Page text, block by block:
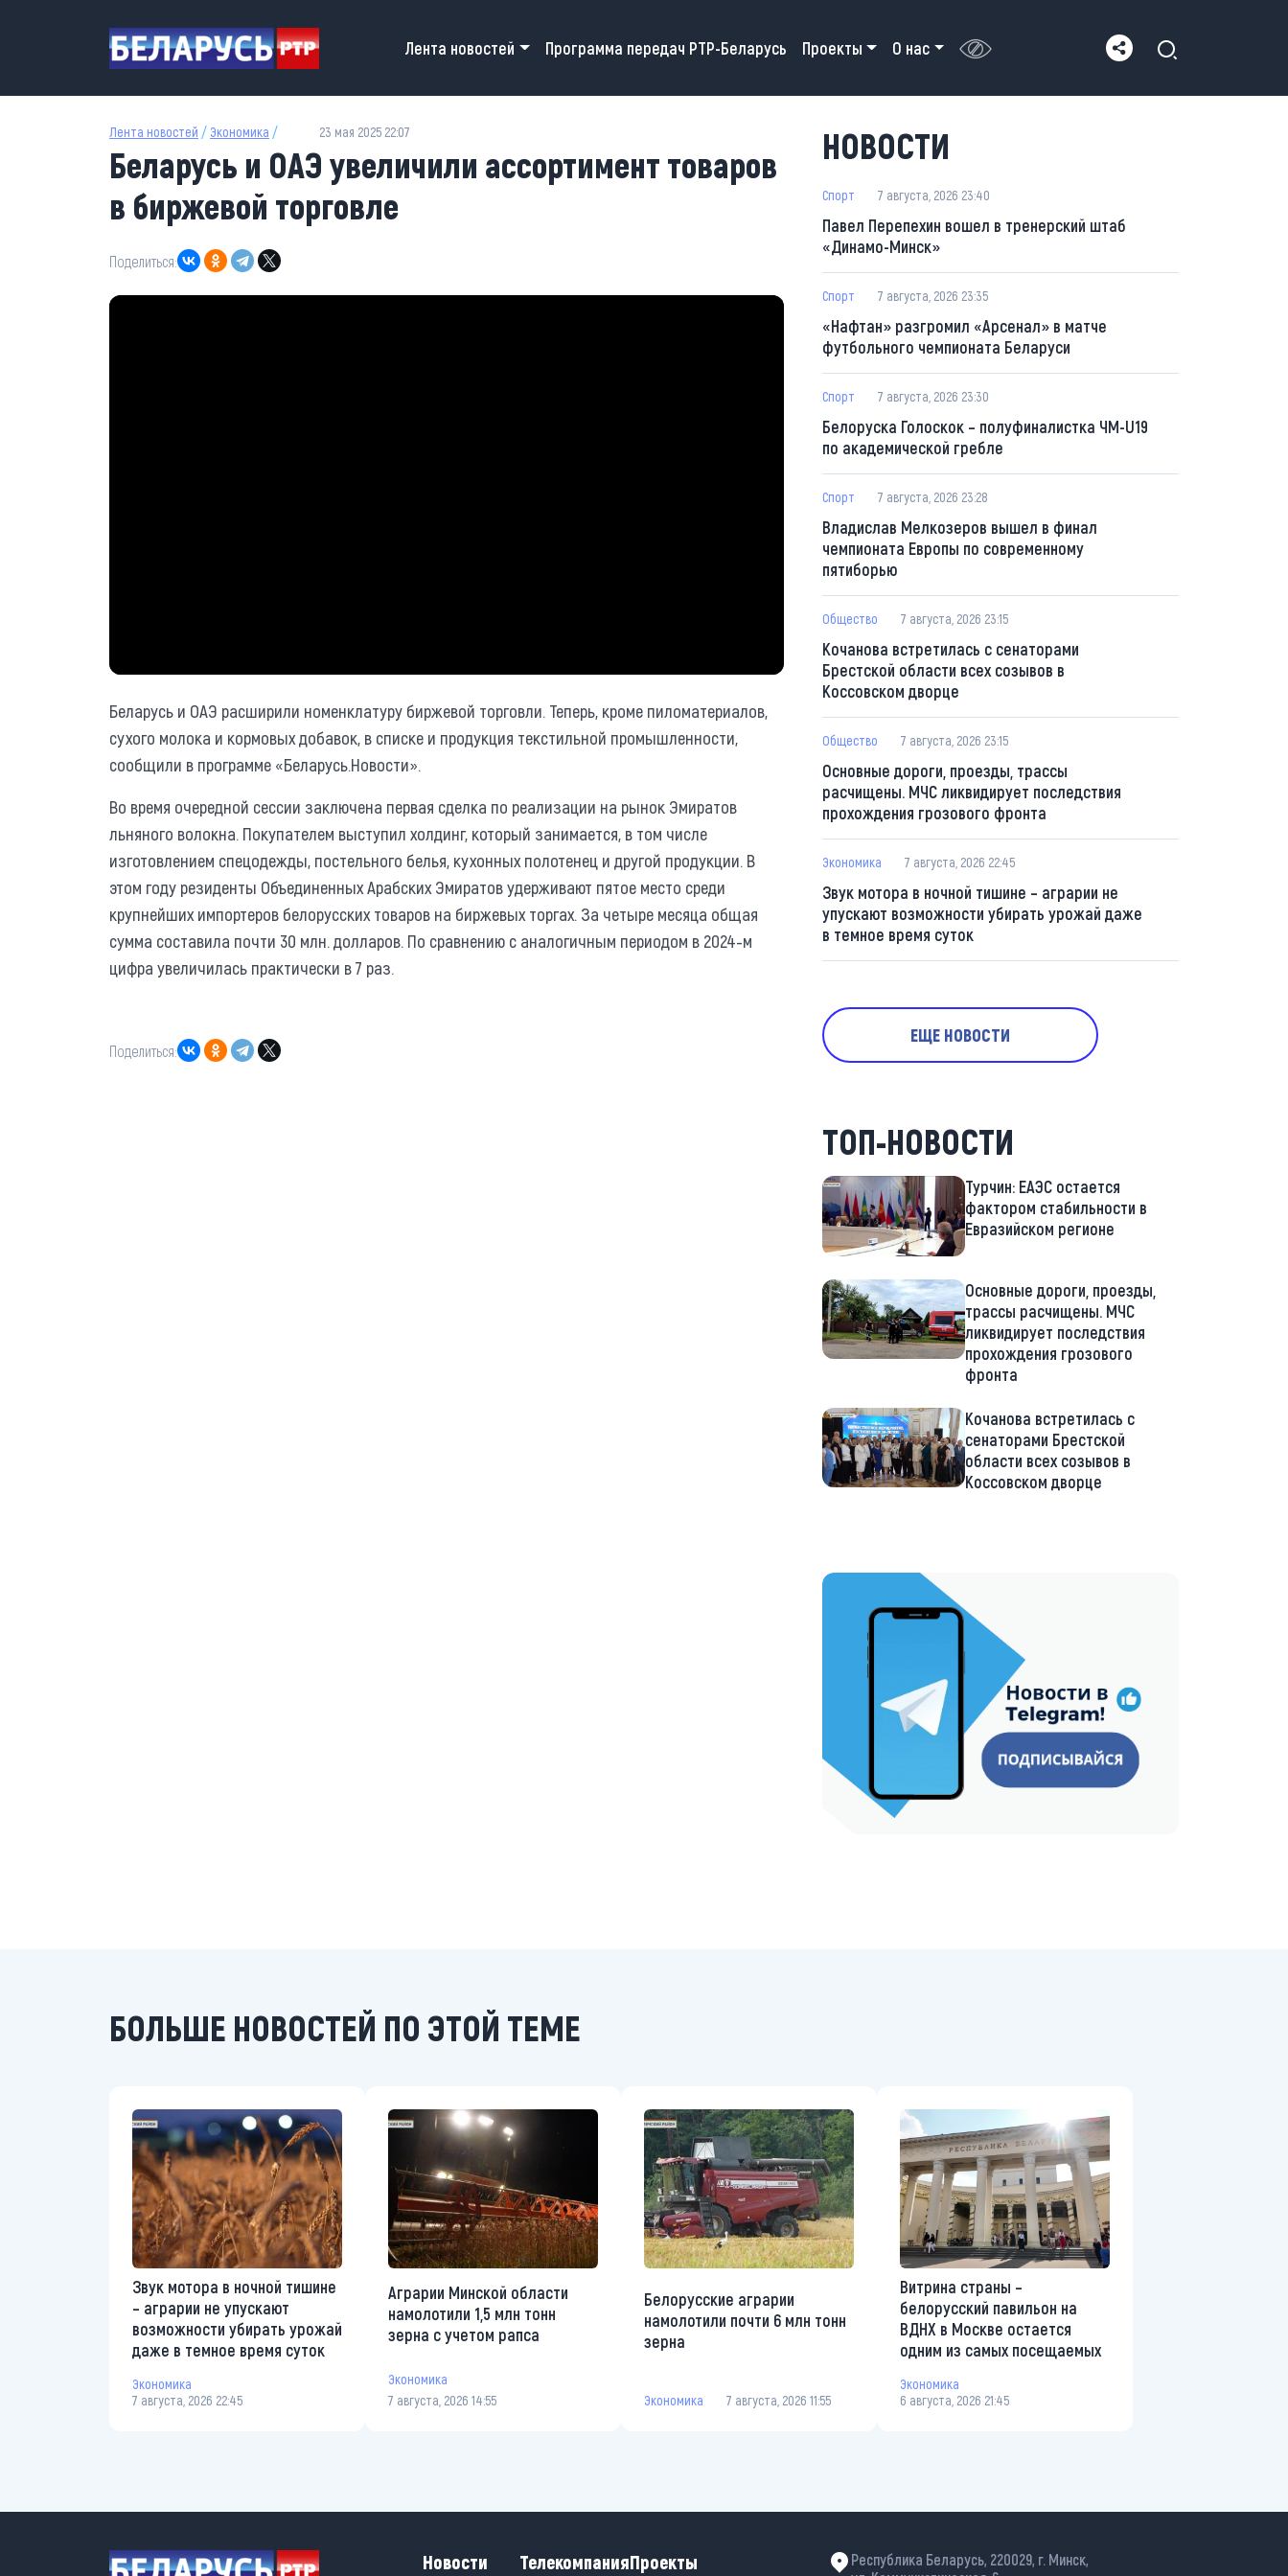
Main navigation
Лента новостей Программа передач РТР-Беларусь Проекты О нас
Лента новостей / Экономика / 23 мая 2025 22:07
Беларусь и ОАЭ увеличили ассортимент товаров
в биржевой торговле
Поделиться:
Беларусь и ОАЭ расширили номенклатуру биржевой торговли. Теперь, кроме пиломатериалов,
сухого молока и кормовых добавок, в списке и продукция текстильной промышленности,
сообщили в программе «Беларусь.Новости».
Во время очередной сессии заключена первая сделка по реализации на рынок Эмиратов
льняного волокна. Покупателем выступил холдинг, который занимается, в том числе
изготовлением спецодежды, постельного белья, кухонных полотенец и другой продукции. В
этом году резиденты Объединенных Арабских Эмиратов удерживают пятое место среди
крупнейших импортеров белорусских товаров на биржевых торгах. За четыре месяца общая
сумма составила почти 30 млн. долларов. По сравнению с аналогичным периодом в 2024-м
цифра увеличилась практически в 7 раз.
Поделиться:
НОВОСТИ
Спорт 7 августа, 2026 23:40
Павел Перепехин вошел в тренерский штаб
«Динамо-Минск»
Спорт 7 августа, 2026 23:35
«Нафтан» разгромил «Арсенал» в матче
футбольного чемпионата Беларуси
Спорт 7 августа, 2026 23:30
Белоруска Голоскок – полуфиналистка ЧМ-U19
по академической гребле
Спорт 7 августа, 2026 23:28
Владислав Мелкозеров вышел в финал
чемпионата Европы по современному
пятиборью
Общество 7 августа, 2026 23:15
Кочанова встретилась с сенаторами
Брестской области всех созывов в
Коссовском дворце
Общество 7 августа, 2026 23:15
Основные дороги, проезды, трассы
расчищены. МЧС ликвидирует последствия
прохождения грозового фронта
Экономика 7 августа, 2026 22:45
Звук мотора в ночной тишине – аграрии не
упускают возможности убирать урожай даже
в темное время суток
ЕЩЕ НОВОСТИ
ТОП-НОВОСТИ
Турчин: ЕАЭС остается
фактором стабильности в
Евразийском регионе
Основные дороги, проезды,
трассы расчищены. МЧС
ликвидирует последствия
прохождения грозового
фронта
Кочанова встретилась с
сенаторами Брестской
области всех созывов в
Коссовском дворце
https://t.me/minskctvby
БОЛЬШЕ НОВОСТЕЙ ПО ЭТОЙ ТЕМЕ
Звук мотора в ночной тишине
– аграрии не упускают
возможности убирать урожай
даже в темное время суток
Экономика
7 августа, 2026 22:45
Аграрии Минской области
намолотили 1,5 млн тонн
зерна с учетом рапса
Экономика
7 августа, 2026 14:55
Белорусские аграрии
намолотили почти 6 млн тонн
зерна
Экономика 7 августа, 2026 11:55
Витрина страны –
белорусский павильон на
ВДНХ в Москве остается
одним из самых посещаемых
Экономика
6 августа, 2026 21:45
Новости ТелекомпанияПроекты
Республика Беларусь, 220029, г. Минск,